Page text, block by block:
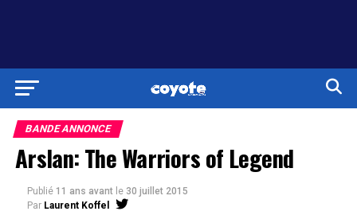
BANDE ANNONCE
Arslan: The Warriors of Legend
Publié 11 ans avant le 30 juillet 2015
Par Laurent Koffel